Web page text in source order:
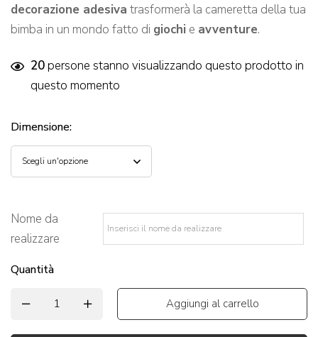
decorazione adesiva trasformerà la cameretta della tua
bimba in un mondo fatto di giochi e avventure.
20persone stanno visualizzando questo prodotto in
questo momento
Dimensione:
Nome da
realizzare
Quantità
Aggiungi al carrello